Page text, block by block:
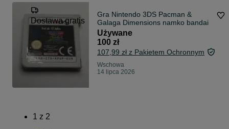
Dostawa gratis
Gra Nintendo 3DS Pacman &
Galaga Dimensions namko bandai
Używane
100 zł
107,99 zł z Pakietem Ochronnym
Wschowa
14 lipca 2026
1 z 2